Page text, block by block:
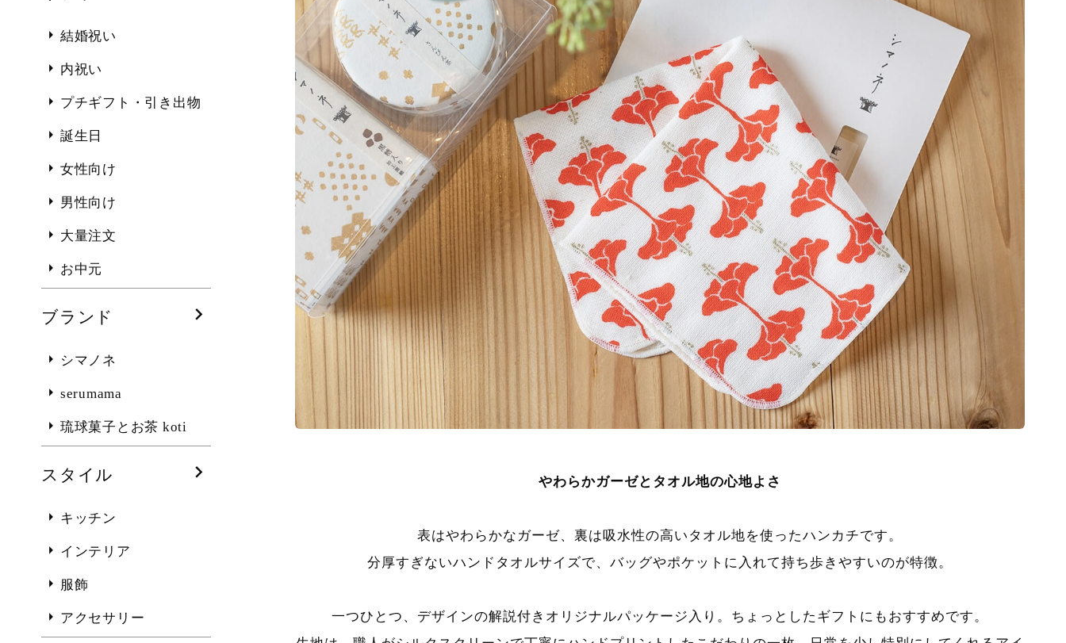
結婚祝い
内祝い
プチギフト・引き出物
誕生日
女性向け
男性向け
大量注文
お中元
ブランド
シマノネ
serumama
琉球菓子とお茶 koti
スタイル
キッチン
インテリア
服飾
アクセサリー
やわらかガーゼとタオル地の心地よさ
表はやわらかなガーゼ、裏は吸水性の高いタオル地を使ったハンカチです。
分厚すぎないハンドタオルサイズで、バッグやポケットに入れて持ち歩きやすいのが特徴。
一つひとつ、デザインの解説付きオリジナルパッケージ入り。ちょっとしたギフトにもおすすめです。